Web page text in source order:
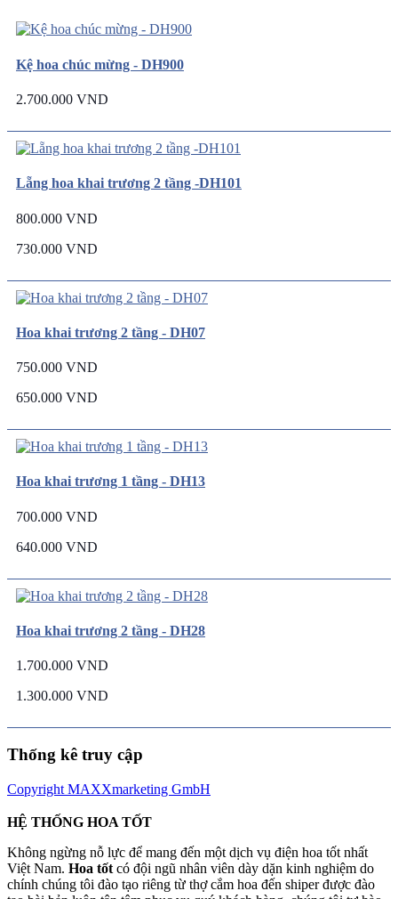
Kệ hoa chúc mừng - DH900
2.700.000 VND
Lẵng hoa khai trương 2 tầng -DH101
800.000 VND
730.000 VND
Hoa khai trương 2 tầng - DH07
750.000 VND
650.000 VND
Hoa khai trương 1 tầng - DH13
700.000 VND
640.000 VND
Hoa khai trương 2 tầng - DH28
1.700.000 VND
1.300.000 VND
Thống kê truy cập
Copyright MAXXmarketing GmbH
HỆ THỐNG HOA TỐT
Không ngừng nỗ lực để mang đến một dịch vụ điện hoa tốt nhất
Việt Nam. Hoa tốt có đội ngũ nhân viên dày dặn kinh nghiệm do
chính chúng tôi đào tạo riêng từ thợ cắm hoa đến shiper được đào